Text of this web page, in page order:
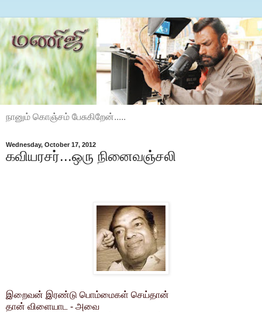
நானும் கொஞ்சம் பேசுகிறேன்.....
Wednesday, October 17, 2012
கவியரசர்...ஒரு நினைவஞ்சலி
இறைவன் இரண்டு பொம்மைகள் செய்தான்
தான் விளையாட - அவை